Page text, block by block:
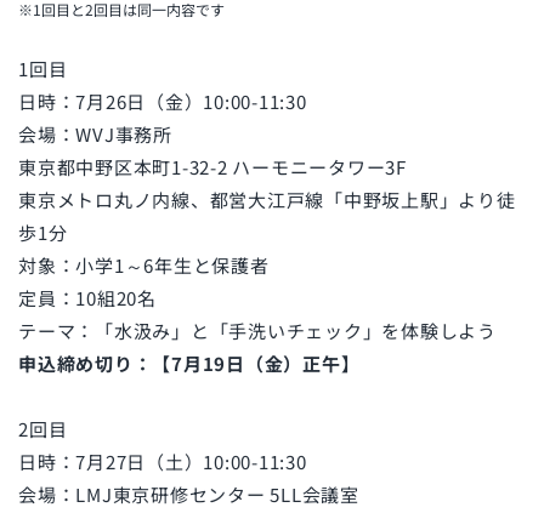
※1回目と2回目は同一内容です
1回目
日時：7月26日（金）10:00-11:30
会場：WVJ事務所
東京都中野区本町1-32-2 ハーモニータワー3F
東京メトロ丸ノ内線、都営大江戸線「中野坂上駅」より徒
歩1分
対象：小学1～6年生と保護者
定員：10組20名
テーマ：「水汲み」と「手洗いチェック」を体験しよう
申込締め切り：【7月19日（金）正午】
2回目
日時：7月27日（土）10:00-11:30
会場：LMJ東京研修センター 5LL会議室